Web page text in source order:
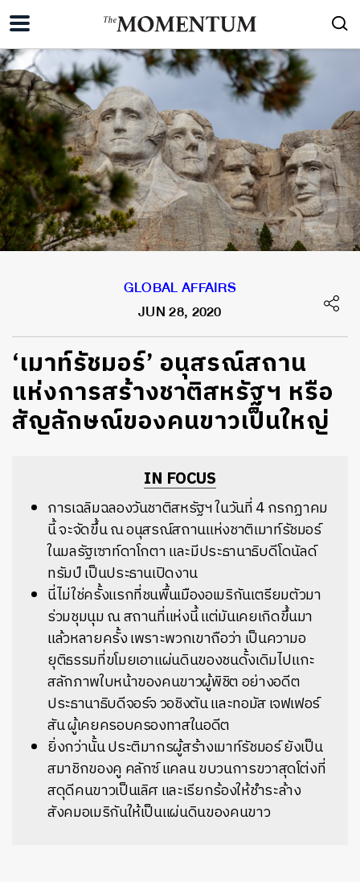
GLOBAL AFFAIRS
JUN 28, 2020
‘เมาท์รัชมอร์’ อนุสรณ์สถาน
แห่งการสร้างชาติสหรัฐฯ หรือ
สัญลักษณ์ของคนขาวเป็นใหญ่
IN FOCUS
การเฉลิมฉลองวันชาติสหรัฐฯในวันที่4กรกฏาคม
นี้จะจัดขึ้นณอนุสรณ์สถานแห่งชาติเมาท์รัชมอร์
ในมลรัฐเซาท์ดาโกตาและมีประธานาธิบดีโดนัลด์
ทรัมป์เป็นประธานเปิดงาน
นี่ไม่ใช่ครั้งแรกที่ชนพื้นเมืองอเมริกันเตรียมตัวมา
ร่วมชุมนุมณสถานที่แห่งนี้แต่มันเคยเกิดขึ้นมา
แล้วหลายครั้งเพราะพวกเขาถือว่า เป็นความอ
ยุติธรรมที่ขโมยเอาแผ่นดินของชนดั้งเดิมไปแกะ
สลักภาพใบหน้าของคนขาวผู้พิชิตอย่างอดีต
ประธานาธิบดีจอร์จวอชิงตันและทอมัสเจฟเฟอร์
สันผู้เคยครอบครองทาสในอดีต
ยิ่งกว่านั้นประติมากรผู้สร้างเมาท์รัชมอร์ยังเป็น
สมาชิกของคู คลักซ์แคลนขบวนการขวาสุดโต่งที่
สดุดีคนขาวเป็นเลิศและเรียกร้องให้ชำระล้าง
สังคมอเมริกันให้เป็นแผ่นดินของคนขาว